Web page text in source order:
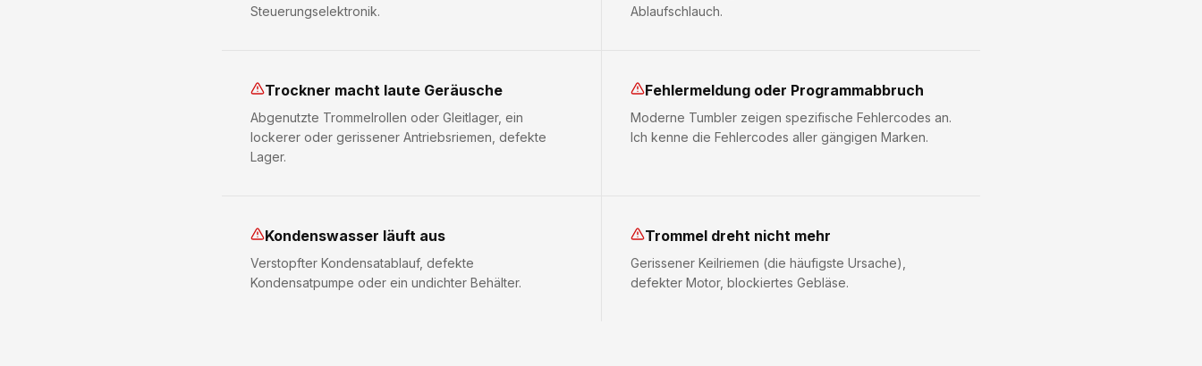
Steuerungselektronik.
Ablaufschlauch.
Trockner macht laute Geräusche
Abgenutzte Trommelrollen oder Gleitlager, ein
lockerer oder gerissener Antriebsriemen, defekte
Lager.
Fehlermeldung oder Programmabbruch
Moderne Tumbler zeigen spezifische Fehlercodes an.
Ich kenne die Fehlercodes aller gängigen Marken.
Kondenswasser läuft aus
Verstopfter Kondensatablauf, defekte
Kondensatpumpe oder ein undichter Behälter.
Trommel dreht nicht mehr
Gerissener Keilriemen (die häufigste Ursache),
defekter Motor, blockiertes Gebläse.